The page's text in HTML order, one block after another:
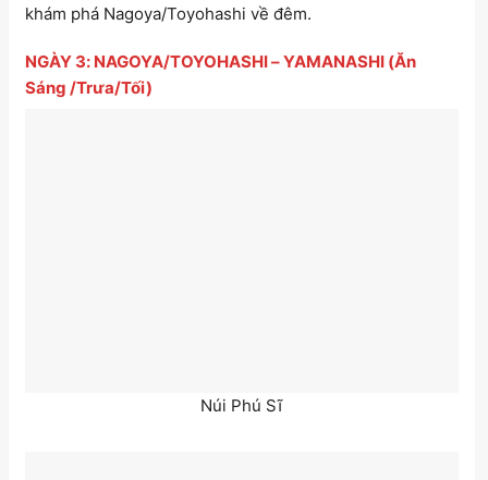
khám phá Nagoya/Toyohashi về đêm.
NGÀY 3: NAGOYA/TOYOHASHI – YAMANASHI (Ăn
Sáng /Trưa/Tối)
Núi Phú Sĩ